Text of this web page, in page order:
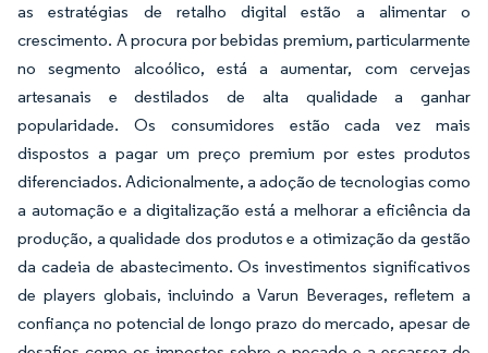
as estratégias de retalho digital estão a alimentar o
crescimento. A procura por bebidas premium, particularmente
no segmento alcoólico, está a aumentar, com cervejas
artesanais e destilados de alta qualidade a ganhar
popularidade. Os consumidores estão cada vez mais
dispostos a pagar um preço premium por estes produtos
diferenciados. Adicionalmente, a adoção de tecnologias como
a automação e a digitalização está a melhorar a eficiência da
produção, a qualidade dos produtos e a otimização da gestão
da cadeia de abastecimento. Os investimentos significativos
de players globais, incluindo a Varun Beverages, refletem a
confiança no potencial de longo prazo do mercado, apesar de